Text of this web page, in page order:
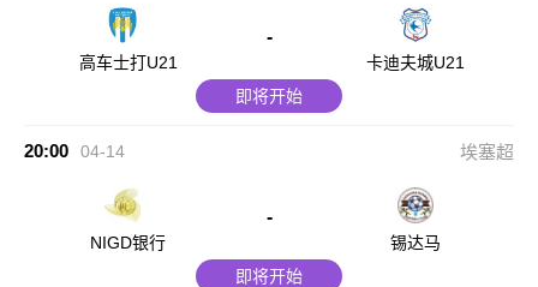
高车士打U21
-
卡迪夫城U21
即将开始
20:00 04-14 埃塞超
NIGD银行
-
锡达马
即将开始